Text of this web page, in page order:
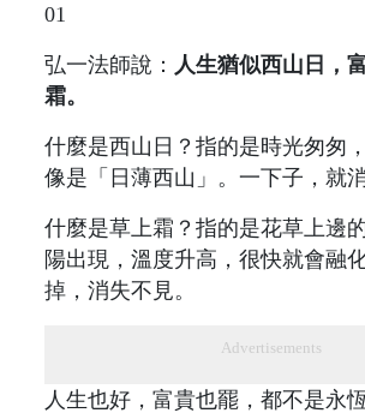
01
弘一法師說： 人生猶似西山日，
霜。
什麼是西山日？指的是時光匆匆
像是「日薄西山」。一下子，就
什麼是草上霜？指的是花草上邊
陽出現，溫度升高，很快就會融
掉，消失不見。
Advertisements
人生也好，富貴也罷，都不是永